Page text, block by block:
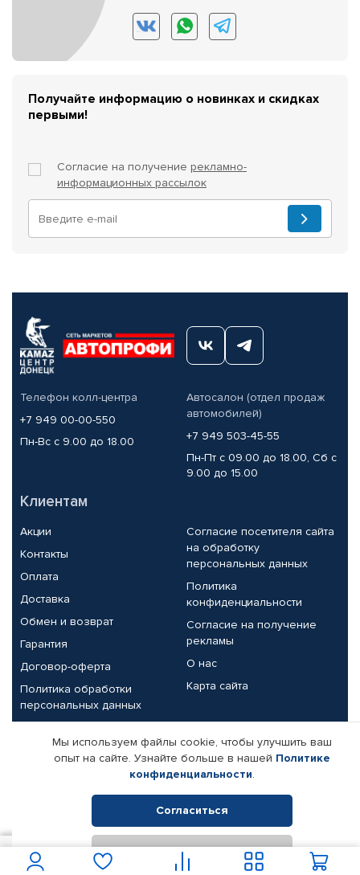
Получайте информацию о новинках и скидках
первыми!
Согласие на получение рекламно-
информационных рассылок
Телефон колл-центра
+7 949 00-00-550
Пн-Вс с 9.00 до 18.00
Автосалон (отдел продаж
автомобилей)
+7 949 503-45-55
Пн-Пт с 09.00 до 18.00, Сб с
9.00 до 15.00
Клиентам
Акции
Контакты
Оплата
Доставка
Обмен и возврат
Гарантия
Договор-оферта
Политика обработки
персональных данных
Согласие посетителя сайта
на обработку
персональных данных
Политика
конфиденциальности
Согласие на получение
рекламы
О нас
Карта сайта
Партнерам
Корпоративным клиентам
Поставщикам
Реквизиты компании
© КАМАЗ ЦЕНТР ДОНЕЦК, 2015-2026. Все права защищены.
Интернет-магазин автомобильных товаров Автопрофи.
Мы используем файлы cookie, чтобы улучшить ваш
опыт на сайте. Узнайте больше в нашей Политике
конфиденциальности.
Согласиться
Отклонить
В корзину